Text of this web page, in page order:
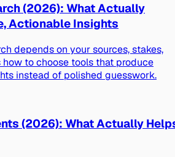
(2026): What Actually
Actionable Insights
depends on your sources, stakes,
how to choose tools that produce
instead of polished guesswork.
(2026): What Actually